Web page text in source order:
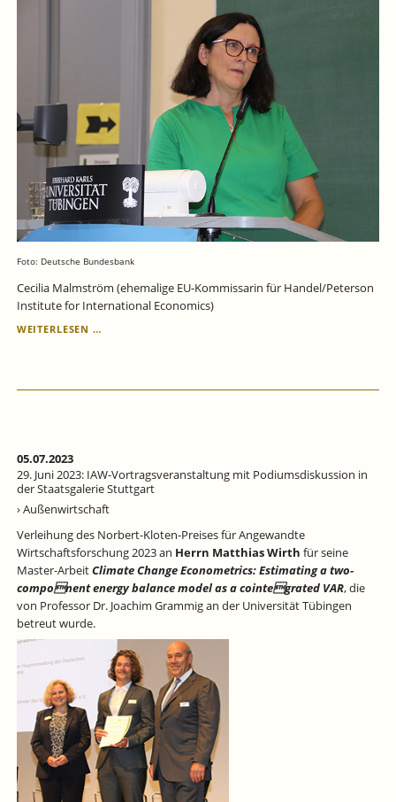
Foto: Deutsche Bundesbank
Cecilia Malmström (ehemalige EU-Kommissarin für Handel/Peterson
Institute for International Economics)
WEITERLESEN …
IAW
INTEGRATION
AN
DER
TÜBINGEN
05.07.2023
29. Juni 2023: IAW-Vortragsveranstaltung mit Podiumsdiskussion in
der Staatsgalerie Stuttgart
› Außenwirtschaft
Verleihung des Norbert-Kloten-Preises für Angewandte
Wirtschaftsforschung 2023 an Herrn Matthias Wirth für seine
Master-ArbeitClimate Change Econometrics: Estimating a two-
component energy balance model as a cointegrated VAR, die
von Professor Dr. Joachim Grammig an der Universität Tübingen
betreut wurde.